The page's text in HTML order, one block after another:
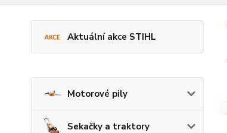
Aktuální akce STIHL
Motorové pily
Sekačky a traktory